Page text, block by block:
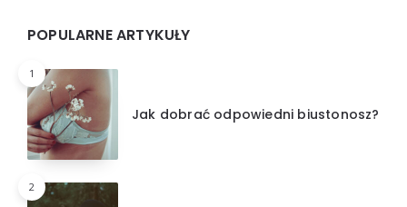
POPULARNE ARTYKUŁY
1
Jak dobrać odpowiedni biustonosz?
2